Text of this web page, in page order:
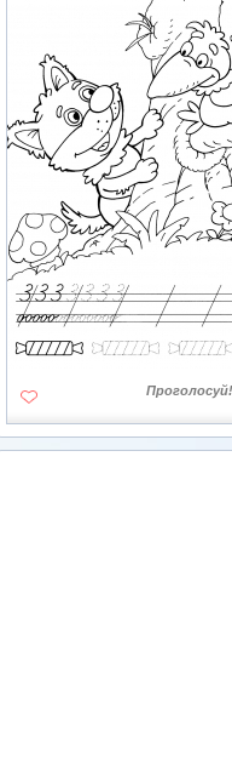
Проголосуй!